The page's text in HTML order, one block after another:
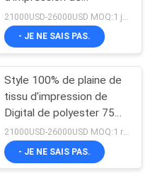
d'eco
106
sublimation avec la
certification de la CE
- JE NE SAIS PAS.
Style 100% de plaine de
tissu d'impression de
Digital de polyester 75D
* compte du fil 75D pour
le rideau
21000USD-26000USD MOQ:1 rouleau
- JE NE SAIS PAS.